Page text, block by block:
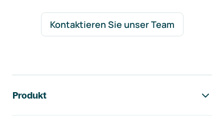
Kontaktieren Sie unser Team
Produkt